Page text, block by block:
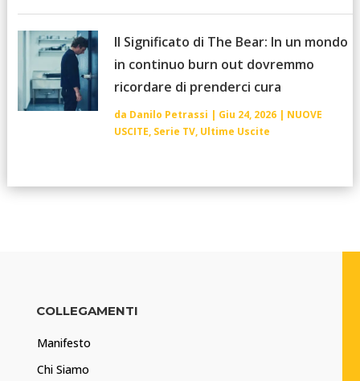
Il Significato di The Bear: In un mondo
in continuo burn out dovremmo
ricordare di prenderci cura
da Danilo Petrassi | Giu 24, 2026| NUOVE
USCITE, Serie TV, Ultime Uscite
COLLEGAMENTI
Manifesto
Chi Siamo